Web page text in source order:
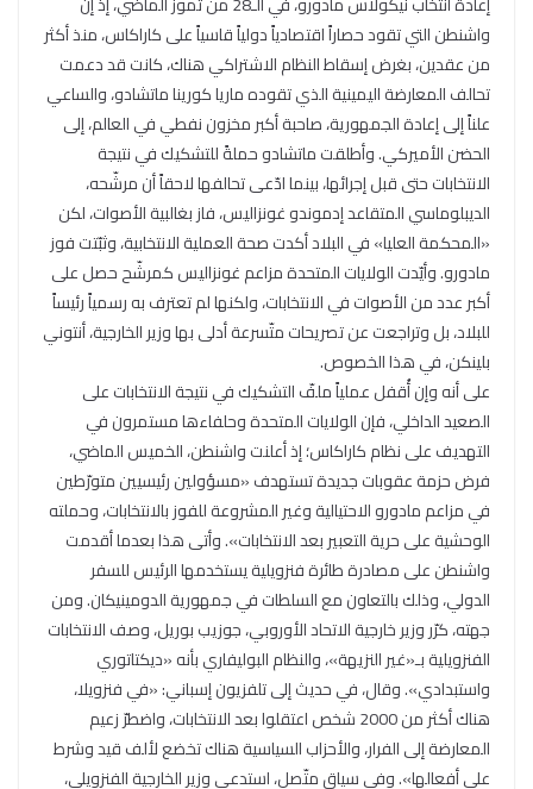
واشنطن التي تقود حصاراً اقتصادياً دولياً قاسياً على كاراكاس، منذ أكثر
من عقدين، بغرض إسقاط النظام الاشتراكي هناك، كانت قد دعمت
تحالف المعارضة اليمينية الذي تقوده ماريا كورينا ماتشادو، والساعي
علناً إلى إعادة الجمهورية، صاحبة أكبر مخزون نفطي في العالم، إلى
الحضن الأميركي. وأطلقت ماتشادو حملةً للتشكيك في نتيجة
الانتخابات حتى قبل إجرائها، بينما ادّعى تحالفها لاحقاً أن مرشّحه،
الديبلوماسي المتقاعد إدموندو غونزاليس، فاز بغالبية الأصوات، لكن
«المحكمة العليا» في البلاد أكدت صحة العملية الانتخابية، وثبّتت فوز
مادورو. وأيّدت الولايات المتحدة مزاعم غونزاليس كمرشّح حصل على
أكبر عدد من الأصوات في الانتخابات، ولكنها لم تعترف به رسمياً رئيساً
للبلاد، بل وتراجعت عن تصريحات متّسرعة أدلى بها وزير الخارجية، أنتوني
بلينكن، في هذا الخصوص.
على أنه وإن أُقفل عملياً ملفّ التشكيك في نتيجة الانتخابات على
الصعيد الداخلي، فإن الولايات المتحدة وحلفاءها مستمرون في
التهديف على نظام كاراكاس؛ إذ أعلنت واشنطن، الخميس الماضي،
فرض حزمة عقوبات جديدة تستهدف «مسؤولين رئيسيين متورّطين
في مزاعم مادورو الاحتيالية وغير المشروعة للفوز بالانتخابات، وحملته
الوحشية على حرية التعبير بعد الانتخابات». وأتى هذا بعدما أقدمت
واشنطن على مصادرة طائرة فنزويلية يستخدمها الرئيس للسفر
الدولي، وذلك بالتعاون مع السلطات في جمهورية الدومينيكان. ومن
جهته، كرّر وزير خارجية الاتحاد الأوروبي، جوزيب بوريل، وصف الانتخابات
الفنزويلية بـ«غير النزيهة»، والنظام البوليفاري بأنه «ديكتاتوري
واستبدادي». وقال، في حديث إلى تلفزيون إسباني: «في فنزويلا،
هناك أكثر من 2000 شخص اعتقلوا بعد الانتخابات، واضطرّ زعيم
المعارضة إلى الفرار، والأحزاب السياسية هناك تخضع لألف قيد وشرط
على أفعالها». وفي سياق متّصل، استدعى وزير الخارجية الفنزويلي،